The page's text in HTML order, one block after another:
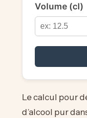
Volume (cl)
Le calcul pour
d’alcool pur